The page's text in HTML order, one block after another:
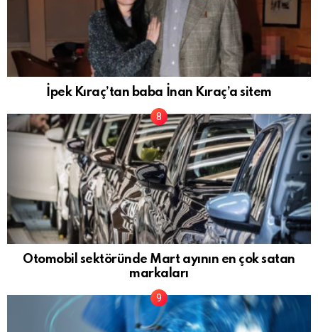
İpek Kıraç’tan baba İnan Kıraç’a sitem
Otomobil sektöründe Mart ayının en çok satan
markaları